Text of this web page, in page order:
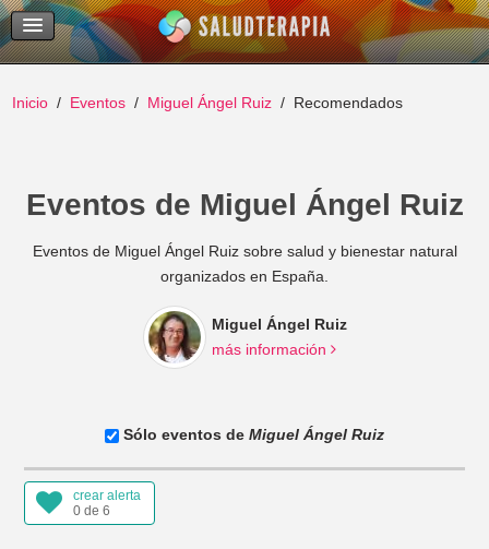
Temas Recientes
Buscar
Inicio Eventos Miguel Ángel Ruiz Recomendados
Eventos de Miguel Ángel Ruiz
Eventos de Miguel Ángel Ruiz sobre salud y bienestar natural
organizados en España.
Miguel Ángel Ruiz
más información
Sólo eventos de Miguel Ángel Ruiz
crear alerta
0 de 6